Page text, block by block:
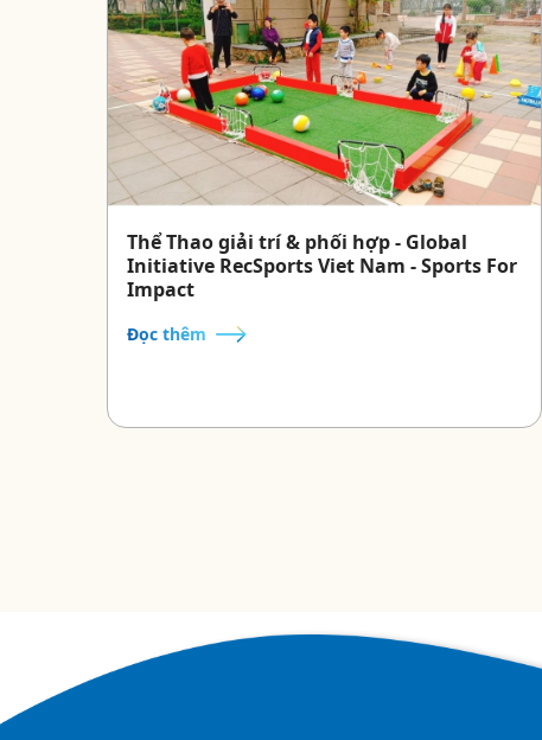
Thể Thao giải trí & phối hợp - Global
Initiative RecSports Viet Nam - Sports For
Impact
Đọc thêm